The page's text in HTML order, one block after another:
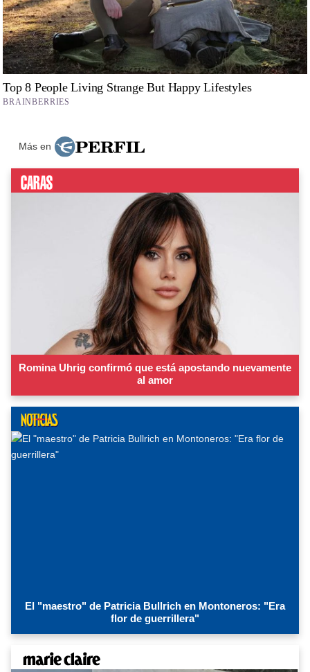
Más en
Romina Uhrig confirmó que está apostando nuevamente
al amor
El "maestro" de Patricia Bullrich en Montoneros: "Era
flor de guerrillera"